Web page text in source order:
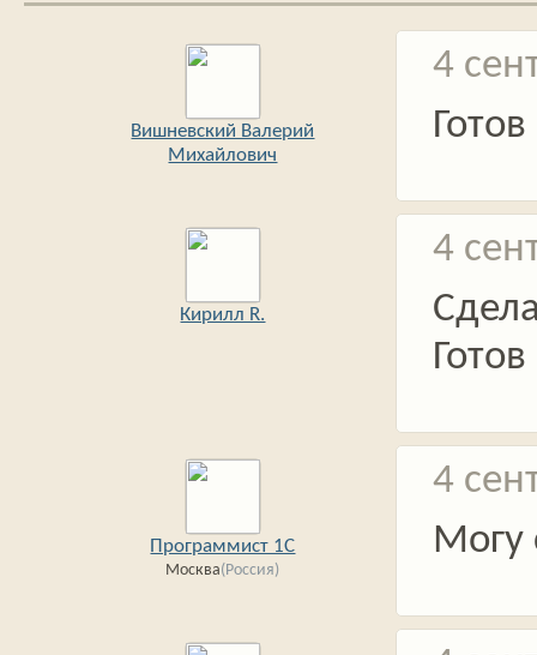
Вишневский Валерий
Михайлович
4
Кирилл R.
4
Программист 1С
Москва(Россия)
4
Могу